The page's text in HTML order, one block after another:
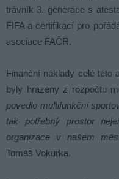
trávník 3. generace s
FIFA a certifikací pro
asociace FAČR.
Finanční náklady celé této
byly hrazeny z rozpočtu
povedlo multifunkční
tak potřebný prostor
organizace v našem
Tomáš Vokurka.